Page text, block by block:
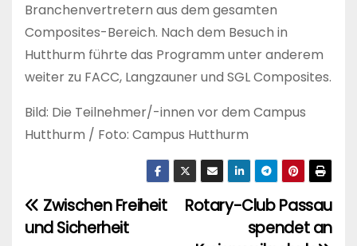
Branchenvertretern aus dem gesamten
Composites-Bereich. Nach dem Besuch in
Hutthurm führte das Programm unter anderem
weiter zu FACC, Langzauner und SGL Composites.
Bild: Die Teilnehmer/-innen vor dem Campus
Hutthurm / Foto: Campus Hutthurm
B
Rotary-Club Passau
spendet an
Zwischen Freiheit
und Sicherheit